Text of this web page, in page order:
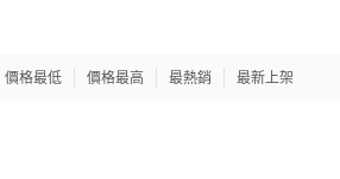
價格最低 價格最高 最熱銷 最新上架